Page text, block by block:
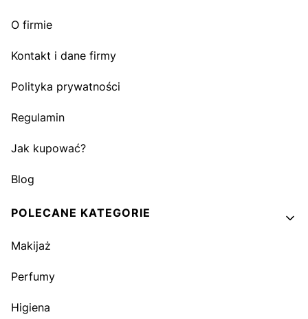
O firmie
Kontakt i dane firmy
Polityka prywatności
Regulamin
Jak kupować?
Blog
POLECANE KATEGORIE
Makijaż
Perfumy
Higiena